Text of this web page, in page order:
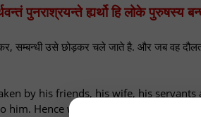
पुनराश्रयन्ते ह्यर्थो हि लोके पुरुषस्य
सम्बन्धी उसे छोड़कर चले जाते है. और जब वह
by his friends, his wife, his
Hence wealth is certainly the best